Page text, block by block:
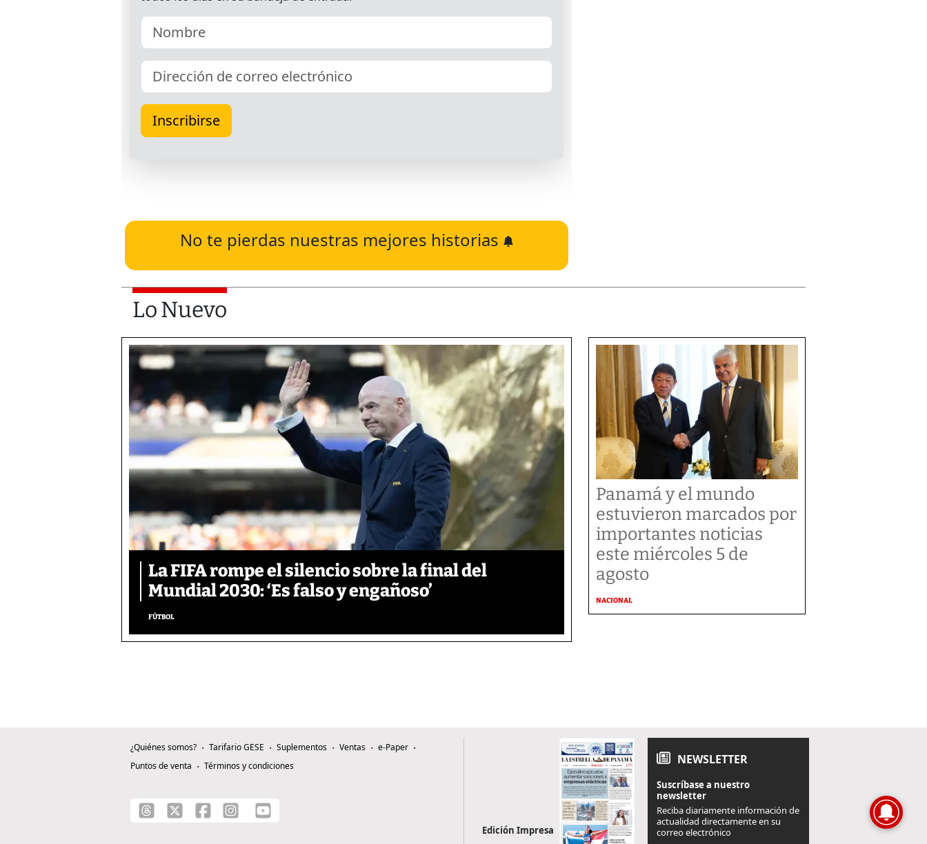
No te pierdas nuestras mejores historias
Lo Nuevo
La FIFA rompe el silencio sobre la final del
Mundial 2030: ‘Es falso y engañoso’
FÚTBOL
Panamá y el mundo
estuvieron marcados por
importantes noticias
este miércoles 5 de
agosto
NACIONAL
¿Quiénes somos? Tarifario GESE Suplementos Ventas
e-Paper
Puntos de venta
Términos y condiciones
Edición Impresa
NEWSLETTER
Suscríbase a nuestro
newsletter
Reciba diariamente información de
actualidad directamente en su
correo electrónico